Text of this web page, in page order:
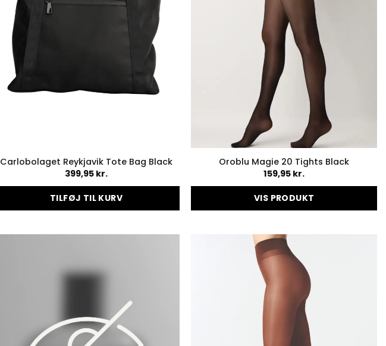
Carlobolaget Reykjavik Tote Bag Black
399,95 kr.
TILFØJ TIL KURV
Oroblu Magie 20 Tights Black
159,95 kr.
VIS PRODUKT
har
flere
varianter.
Mulighederne
vælges
varesiden